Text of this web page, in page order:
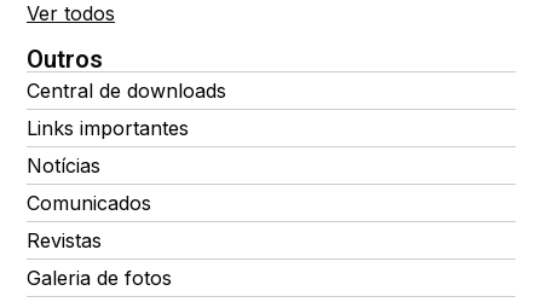
Ver todos
Outros
Central de downloads
Links importantes
Notícias
Comunicados
Revistas
Galeria de fotos